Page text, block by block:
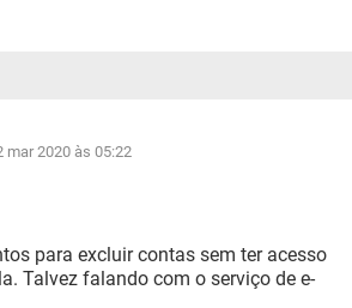
mar 2020 às 05:22
para excluir contas sem ter acesso
Talvez falando com o serviço de e-